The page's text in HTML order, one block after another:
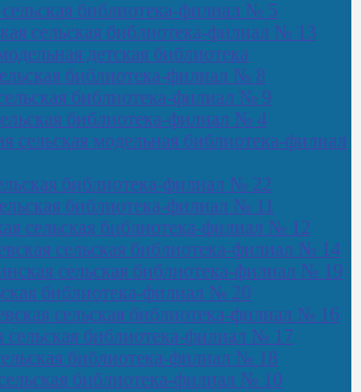
библиотека-филиал № 5
сельская библиотека-филиал № 13
детская библиотека
библиотека-филиал № 8
библиотека-филиал № 9
библиотека-филиал № 4
сельская модельная библиотека-филиал
библиотека-филиал № 22
библиотека-филиал № 11
сельская библиотека-филиал № 12
сельская библиотека-филиал № 14
сельская библиотека-филиал № 19
библиотека-филиал № 20
сельская библиотека-филиал № 16
сельская библиотека-филиал № 17
библиотека-филиал № 18
библиотека-филиал № 10